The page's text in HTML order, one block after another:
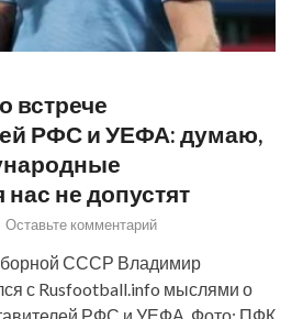
встрече
РФС и УЕФА: думаю,
не допустят
Оставьте комментарий
СССР Владимир
с Rusfootball.info мыслями о